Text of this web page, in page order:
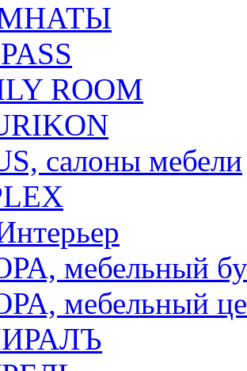
ROOM
салоны мебели
мебельный
мебельный